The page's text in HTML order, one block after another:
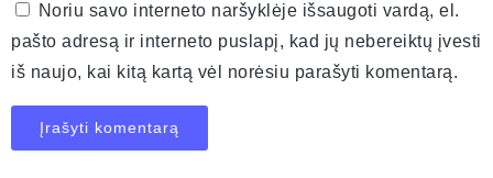
Noriu savo interneto naršyklėje išsaugoti vardą, el.
pašto adresą ir interneto puslapį, kad jų nebereiktų įvesti
iš naujo, kai kitą kartą vėl norėsiu parašyti komentarą.